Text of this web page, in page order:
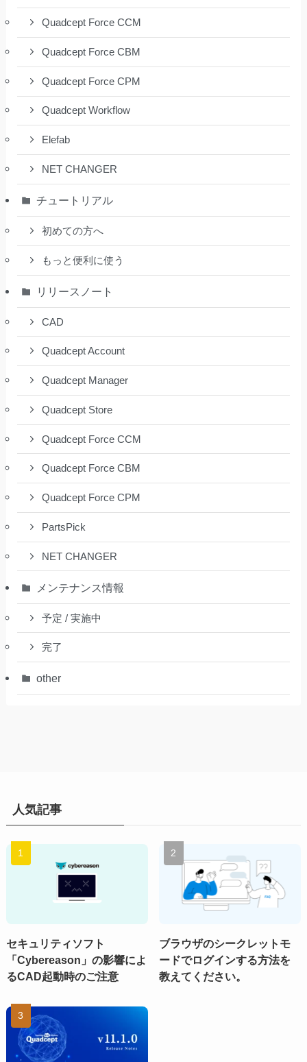
Quadcept Force CCM
Quadcept Force CBM
Quadcept Force CPM
Quadcept Workflow
Elefab
NET CHANGER
チュートリアル
初めての方へ
もっと便利に使う
リリースノート
CAD
Quadcept Account
Quadcept Manager
Quadcept Store
Quadcept Force CCM
Quadcept Force CBM
Quadcept Force CPM
PartsPick
NET CHANGER
メンテナンス情報
予定 / 実施中
完了
other
人気記事
セキュリティソフト
「Cybereason」の影響によ
るCAD起動時のご注意
ブラウザのシークレットモ
ードでログインする方法を
教えてください。